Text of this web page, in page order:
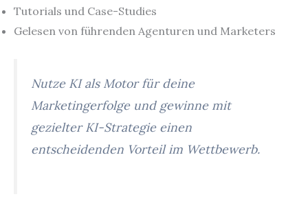
Tutorials und Case-Studies
Gelesen von führenden Agenturen und Marketers
Nutze KI als Motor für deine
Marketingerfolge und gewinne mit
gezielter KI-Strategie einen
entscheidenden Vorteil im Wettbewerb.